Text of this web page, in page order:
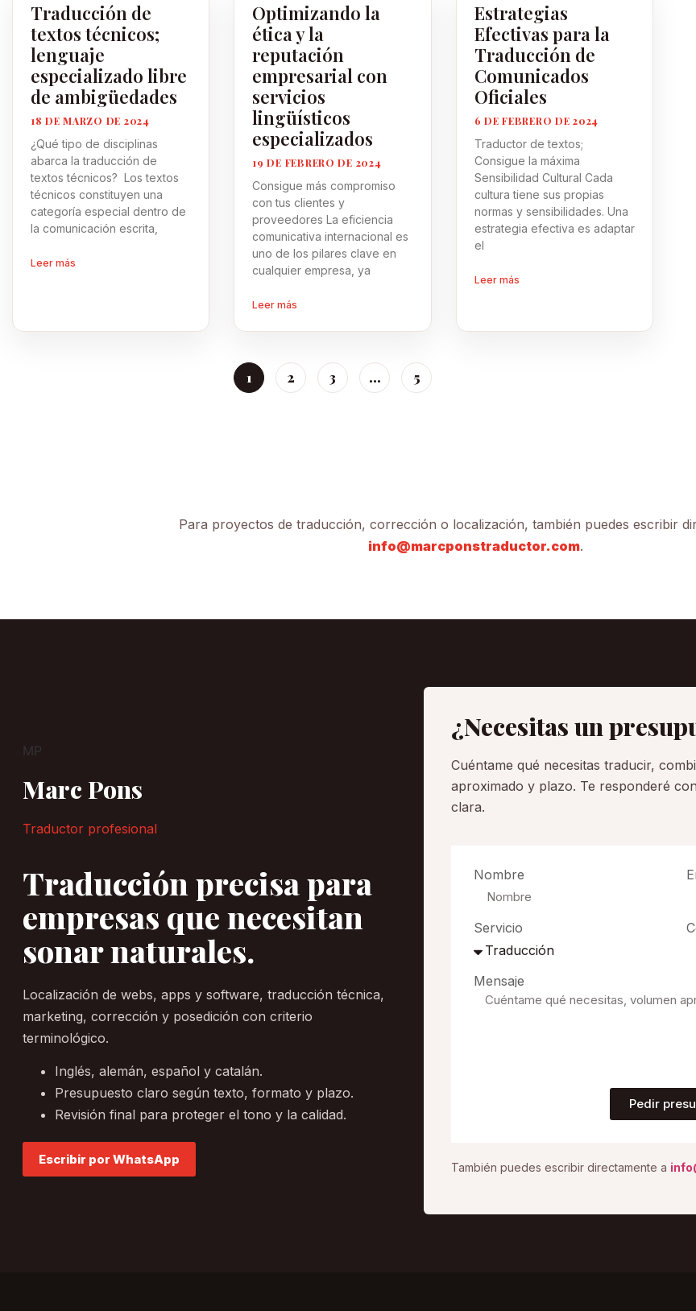
Traducción de
textos técnicos;
lenguaje
especializado libre
de ambigüedades
18 DE MARZO DE 2024
¿Qué tipo de disciplinas
abarca la traducción de
textos técnicos? Los textos
técnicos constituyen una
categoría especial dentro de
la comunicación escrita,
Leer más
Optimizando la
ética y la
reputación
empresarial con
servicios
lingüísticos
especializados
19 DE FEBRERO DE 2024
Consigue más compromiso
con tus clientes y
proveedores La eficiencia
comunicativa internacional es
uno de los pilares clave en
cualquier empresa, ya
Leer más
Estrategias
Efectivas para la
Traducción de
Comunicados
Oficiales
6 DE FEBRERO DE 2024
Traductor de textos;
Consigue la máxima
Sensibilidad Cultural Cada
cultura tiene sus propias
normas y sensibilidades. Una
estrategia efectiva es adaptar
el
Leer más
1 2 3 … 5
Para proyectos de traducción, corrección o localización, también puedes escribir
info@marcponstraductor.com.
MP
Marc Pons
Traductor profesional
Traducción precisa para
empresas que necesitan
sonar naturales.
Localización de webs, apps y software, traducción técnica,
marketing, corrección y posedición con criterio
terminológico.
Inglés, alemán, español y catalán.
Presupuesto claro según texto, formato y plazo.
Revisión final para proteger el tono y la calidad.
Escribir por WhatsApp
¿Necesitas un
Cuéntame qué necesitas traducir,
aproximado y plazo. Te responderé
clara.
Nombre
Servicio
Mensaje
Pedir
También puedes escribir directamente a